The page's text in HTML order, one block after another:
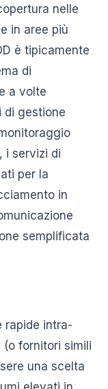
nelle
in aree più
è tipicamente
di
a volte
di gestione
i servizi di
per la
in
semplificata
rapide intra-
fornitori simili
una scelta